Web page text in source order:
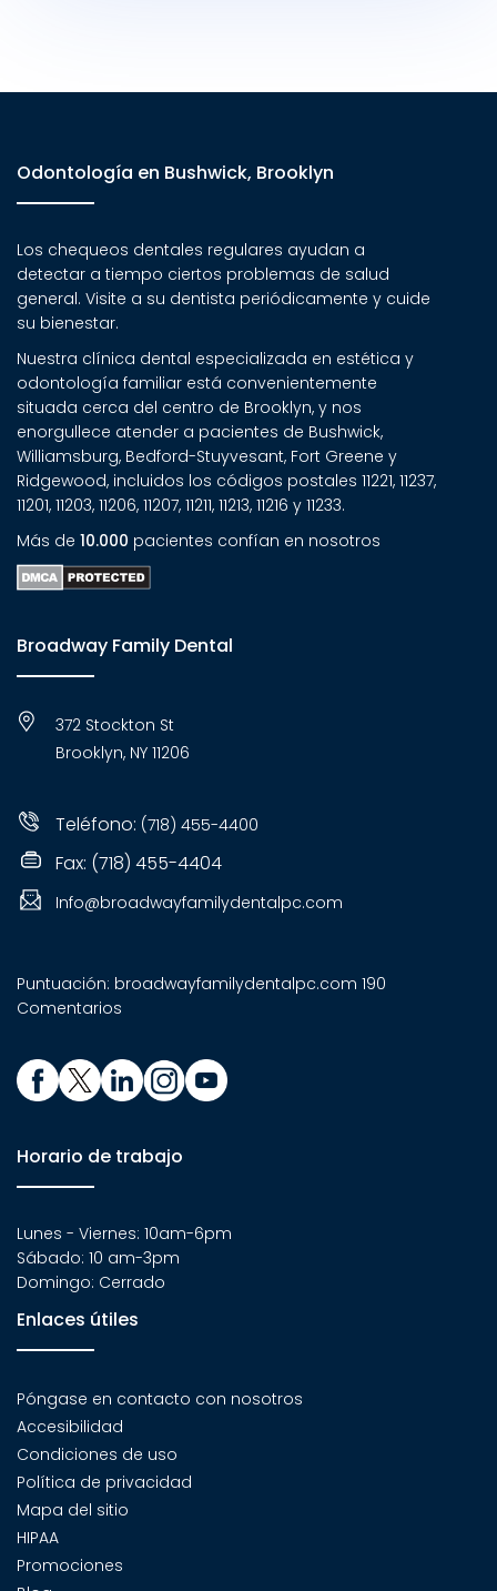
Odontología en Bushwick, Brooklyn
Los chequeos dentales regulares ayudan a
detectar a tiempo ciertos problemas de salud
general. Visite a su dentista periódicamente y cuide
su bienestar.
Nuestra clínica dental especializada en estética y
odontología familiar está convenientemente
situada cerca del centro de Brooklyn, y nos
enorgullece atender a pacientes de Bushwick,
Williamsburg, Bedford-Stuyvesant, Fort Greene y
Ridgewood, incluidos los códigos postales 11221, 11237,
11201, 11203, 11206, 11207, 11211, 11213, 11216 y 11233.
Más de 10.000 pacientes confían en nosotros
Broadway Family Dental
372 Stockton St
Brooklyn, NY 11206
Teléfono: (718) 455-4400
Fax: (718) 455-4404
Info@broadwayfamilydentalpc.com
Puntuación: broadwayfamilydentalpc.com 190
Comentarios
Horario de trabajo
Lunes - Viernes: 10am-6pm
Sábado: 10 am-3pm
Domingo: Cerrado
Enlaces útiles
Póngase en contacto con nosotros
Accesibilidad
Condiciones de uso
Política de privacidad
Mapa del sitio
HIPAA
Promociones